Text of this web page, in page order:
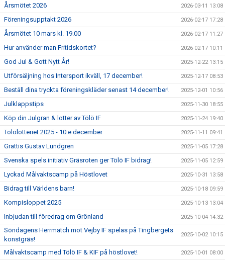
Årsmötet 2026 2026-03-11 13:08
Föreningsupptakt 2026 2026-02-17 17:28
Årsmötet 10 mars kl. 19.00 2026-02-17 11:27
Hur använder man Fritidskortet? 2026-02-17 10:11
God Jul & Gott Nytt År! 2025-12-22 13:15
Utförsäljning hos Intersport ikväll, 17 december! 2025-12-17 08:53
Beställ dina tryckta föreningskläder senast 14 december! 2025-12-01 10:56
Julklappstips 2025-11-30 18:55
Köp din Julgran & lotter av Tölö IF 2025-11-24 19:40
Tölölotteriet 2025 - 10:e december 2025-11-11 09:41
Grattis Gustav Lundgren 2025-11-05 17:28
Svenska spels initiativ Gräsroten ger Tölö IF bidrag! 2025-11-05 12:59
Lyckad Målvaktscamp på Höstlovet 2025-10-31 13:58
Bidrag till Världens barn! 2025-10-18 09:59
Kompisloppet 2025 2025-10-13 13:04
Inbjudan till föredrag om Grönland 2025-10-04 14:32
Söndagens Herrmatch mot Vejby IF spelas på Tingbergets
konstgräs!
2025-10-02 10:15
Målvaktscamp med Tölö IF & KIF på höstlovet! 2025-10-01 08:00